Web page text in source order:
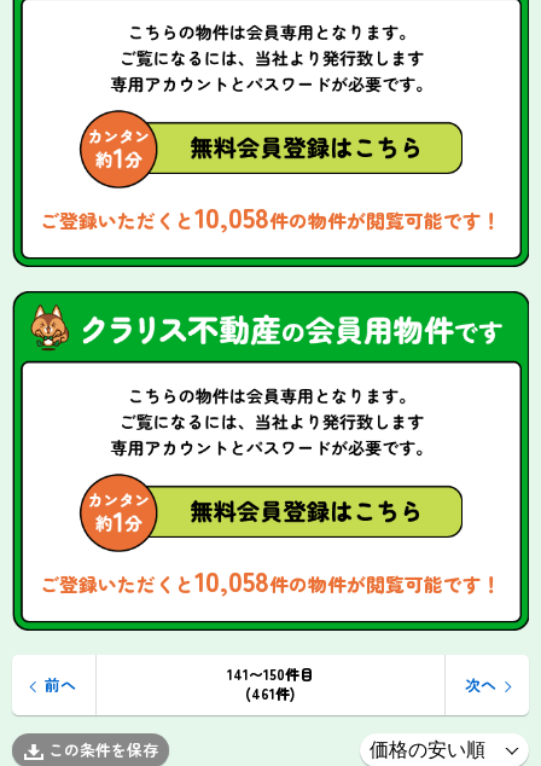
ご登録いただくと10,058件の物件が閲覧可能です！
ご登録いただくと10,058件の物件が閲覧可能です！
141〜150件目
(461件)
前へ 次へ
この条件を保存